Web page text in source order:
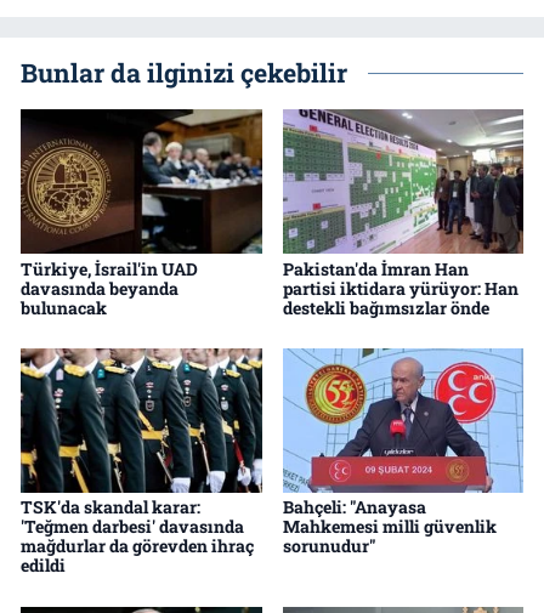
Bunlar da ilginizi çekebilir
Türkiye, İsrail'in UAD
davasında beyanda
bulunacak
Pakistan'da İmran Han
partisi iktidara yürüyor: Han
destekli bağımsızlar önde
TSK'da skandal karar:
'Teğmen darbesi' davasında
mağdurlar da görevden ihraç
edildi
Bahçeli: "Anayasa
Mahkemesi milli güvenlik
sorunudur"